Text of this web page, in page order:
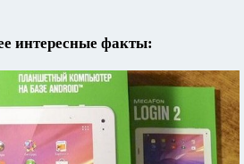
интересные факты: